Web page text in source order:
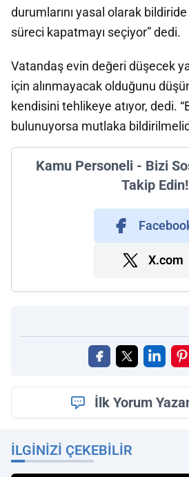
durumlarını yasal olarak
süreci kapatmayı seçiyor” dedi.
Vatandaş evin değeri düşecek
için alınmayacak olduğunu
kendisini tehlikeye atıyor, dedi.
bulunuyorsa mutlaka
Kamu Personeli - Bizi
Takip Edin!
X.com
İlk Yorum
İLGINIZI ÇEKEBILIR